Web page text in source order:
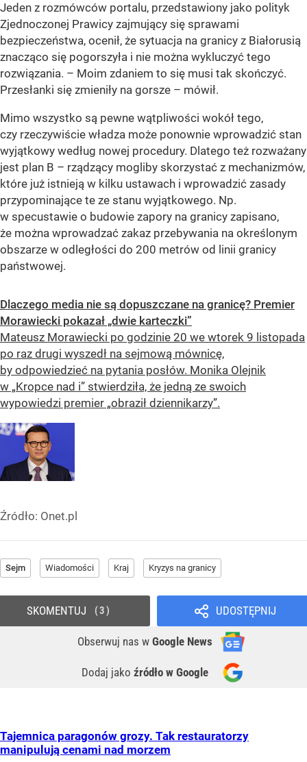
Jeden z rozmówców portalu, przedstawiony jako polityk
Zjednoczonej Prawicy zajmujący się sprawami
bezpieczeństwa, ocenił, że sytuacja na granicy z Białorusią
znacząco się pogorszyła i nie można wykluczyć tego
rozwiązania. – Moim zdaniem to się musi tak skończyć.
Przesłanki się zmieniły na gorsze – mówił.
Mimo wszystko są pewne wątpliwości wokół tego,
czy rzeczywiście władza może ponownie wprowadzić stan
wyjątkowy według nowej procedury. Dlatego też rozważany
jest plan B – rządzący mogliby skorzystać z mechanizmów,
które już istnieją w kilku ustawach i wprowadzić zasady
przypominające te ze stanu wyjątkowego. Np.
w specustawie o budowie zapory na granicy zapisano,
że można wprowadzać zakaz przebywania na określonym
obszarze w odległości do 200 metrów od linii granicy
państwowej.
Dlaczego media nie są dopuszczane na granicę? Premier
Morawiecki pokazał „dwie karteczki”
Mateusz Morawiecki po godzinie 20 we wtorek 9 listopada
po raz drugi wyszedł na sejmową mównicę,
by odpowiedzieć na pytania posłów. Monika Olejnik
w „Kropce nad i” stwierdziła, że jedną ze swoich
wypowiedzi premier „obraził dziennikarzy”.
Źródło: Onet.pl
Sejm Wiadomości Kraj Kryzys na granicy
UDOSTĘPNIJ
Obserwuj nas w Google News
Dodaj jako źródło w Google
SKOMENTUJ 3
Tajemnica paragonów grozy. Tak restauratorzy
manipulują cenami nad morzem